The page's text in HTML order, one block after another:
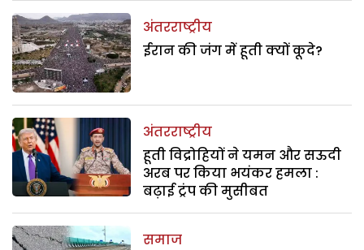
अंतरराष्ट्रीय
ईरान की जंग में हूती क्यों कूदे?
अंतरराष्ट्रीय
हूती विद्रोहियों ने यमन और सऊदी
अरब पर किया भयंकर हमला :
बढ़ाई ट्रंप की मुसीबत
समाज